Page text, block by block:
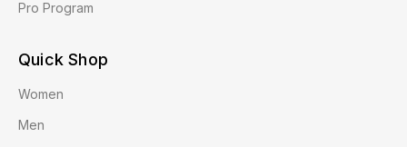
Pro Program
Quick Shop
Women
Men